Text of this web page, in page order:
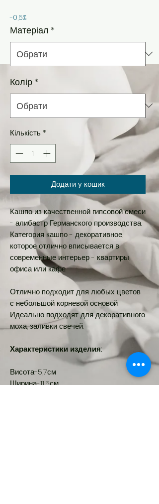
-0,5%
Матеріал *
Колір *
Кількість*
Додати у кошик
Кашпо из качественной гипсовой смеси
- алибастр Германского производства.
Категория кашпо - декоративное,
которое отлично вписывается в
современные интерьер - квартиры,
офиса или кафе.
Отлично подходит для любых цветов
с небольшой корневой основой.
Идеально подходят для декоративного
моха, заливки свечей.
Характеристики изделия:
Висота-5,7см
Ширина-11,5см